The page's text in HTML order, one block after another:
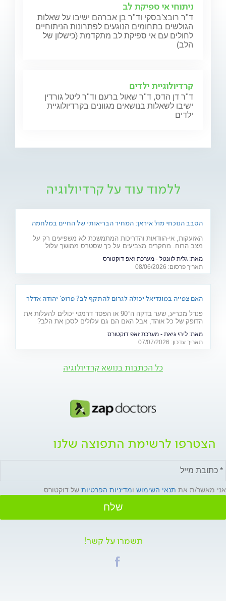
ניתוחי אי ספיקת לב
ד"ר רובצ'בסקי וד"ר בן אברהם ישיבו על שאלות
הגולשים בתחומים הנוגעים לפתרונות הניתוחיים
לחולים עם אי ספיקת לב מתקדמת (כישלון של
הלב)
קרדיולוגיית ילדים
ד"ר דן הדס, ד"ר שאול ברעם וד"ר ליטל גורדין
ישיבו לשאלות בנושאים מגוונים בקרדיולוגיית
ילדים
ללמוד עוד על קרדיולוגיה
הסבב הנוכחי מול איראן: המחיר הבריאותי של החיים במלחמה
האזעקות, אי-הוודאות והדריכות המתמשכת לא משפיעים רק על
מצב הרוח. מחקרים מצביעים על כך שסטרס ממושך עלול
מהלב ועד העור, אילו תופעות בריאותיות עלולות להתגבר בתקופות
של מתיחות ביטחונית ומה ניתן לעשות כדי לשמור על הבריאות
שלנו?
מאת: גלית לוונטל - מערכת זאפ דוקטורס
תאריך פרסום: 08/06/2026
האם צפייה במונדיאל יכולה לגרום להתקף לב? פרופ' יהודה אדלר
פנדל מכריע, שער בדקה ה־90 או הפסד דרמטי יכולים להעלות את
הדופק של כל אוהד, אבל האם הם גם עלולים לסכן את הלב?
מה באמת קורה בגוף בזמן התרגשות קיצונית, מי נמצא בקבוצת
הסיכון ואיך אפשר ליהנות מהמשחקים בלי לסכן את הבריאות.
מאת: ליהי גיאת - מערכת זאפ דוקטורס
תאריך עדכון: 07/07/2026
כל הכתבות בנושא קרדיולוגיה
הצטרפו לרשימת התפוצה שלנו
אני מאשר/ת את תנאי השימוש ומדיניות הפרטיות של דוקטורס
שלח
תשמרו על קשר!